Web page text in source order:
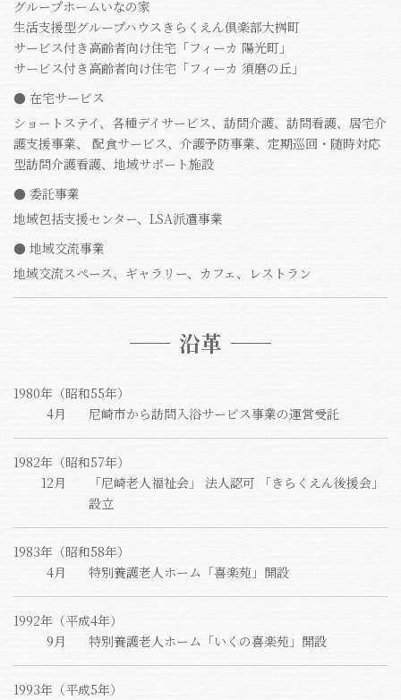
グループホームいなの家
生活支援型グループハウスきらくえん倶楽部大桝町
サービス付き高齢者向け住宅「フィーカ 陽光町」
サービス付き高齢者向け住宅「フィーカ 須磨の丘」
● 在宅サービス
ショートステイ、各種デイサービス、訪問介護、訪問看護、居宅介
護支援事業、 配食サービス、介護予防事業、定期巡回・随時対応
型訪問介護看護、地域サポート施設
● 委託事業
地域包括支援センター、LSA派遣事業
● 地域交流事業
地域交流スペース、ギャラリー、カフェ、レストラン
沿革
1980年（昭和55年）
4月
尼崎市から訪問入浴サービス事業の運営受託
1982年（昭和57年）
12月
「尼崎老人福祉会」 法人認可 「きらくえん後援会」
設立
1983年（昭和58年）
4月
特別養護老人ホーム「喜楽苑」開設
1992年（平成4年）
9月
特別養護老人ホーム「いくの喜楽苑」開設
1993年（平成5年）